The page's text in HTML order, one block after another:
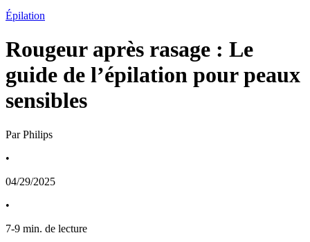
Épilation
Rougeur après rasage : Le
guide de l’épilation pour peaux
sensibles
Par Philips
•
04/29/2025
•
7-9 min. de lecture